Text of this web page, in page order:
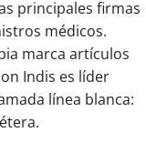
principales firmas
médicos.
marca artículos
Indis es líder
línea blanca: